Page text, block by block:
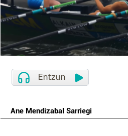
Ane Mendizabal Sarriegi